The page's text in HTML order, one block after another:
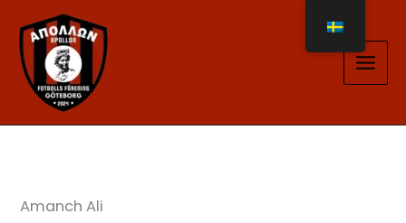
innehåll
Amanch Ali